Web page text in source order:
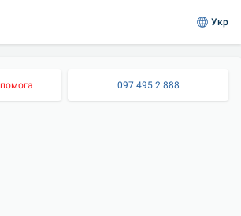
Укр
097 495 2 888